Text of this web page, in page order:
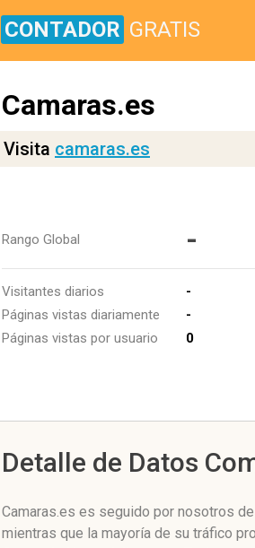
CONTADOR GRATIS
Camaras.es
Visita camaras.es
Rango Global -
Visitantes diarios
-
Páginas vistas diariamente
-
Páginas vistas por usuario
0
Detalle de Datos
Camaras.es es seguido por nosotros
mientras que la mayoría de su tráfico